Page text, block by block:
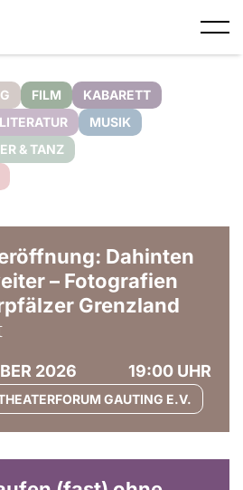
FILM
KABARETT
LITERATUR
MUSIK
& TANZ
Dahinten
– Fotografien
Grenzland
2026 19:00 UHR
GAUTING E.V.